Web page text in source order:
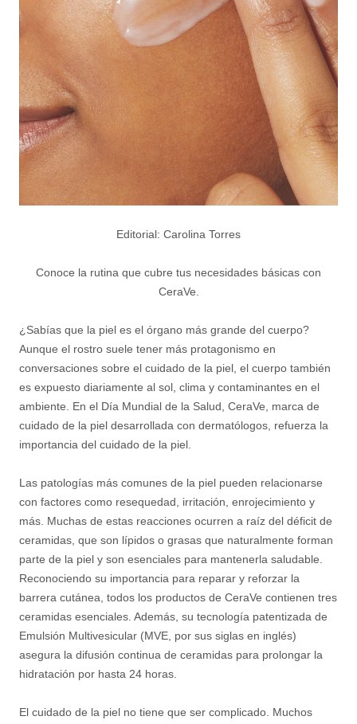
Editorial: Carolina Torres
Conoce la rutina que cubre tus necesidades básicas con
CeraVe.
¿Sabías que la piel es el órgano más grande del cuerpo?
Aunque el rostro suele tener más protagonismo en
conversaciones sobre el cuidado de la piel, el cuerpo también
es expuesto diariamente al sol, clima y contaminantes en el
ambiente. En el Día Mundial de la Salud, CeraVe, marca de
cuidado de la piel desarrollada con dermatólogos, refuerza la
importancia del cuidado de la piel.
Las patologías más comunes de la piel pueden relacionarse
con factores como resequedad, irritación, enrojecimiento y
más. Muchas de estas reacciones ocurren a raíz del déficit de
ceramidas, que son lípidos o grasas que naturalmente forman
parte de la piel y son esenciales para mantenerla saludable.
Reconociendo su importancia para reparar y reforzar la
barrera cutánea, todos los productos de CeraVe contienen tres
ceramidas esenciales. Además, su tecnología patentizada de
Emulsión Multivesicular (MVE, por sus siglas en inglés)
asegura la difusión continua de ceramidas para prolongar la
hidratación por hasta 24 horas.
El cuidado de la piel no tiene que ser complicado. Muchos